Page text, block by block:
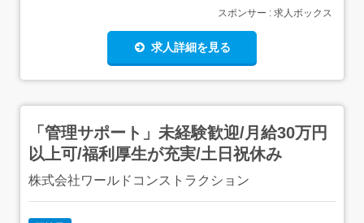
スポンサー : 求人ボックス
求人詳細を見る
「管理サポート」未経験歓迎/月給30万円
以上可/福利厚生が充実/土日祝休み
株式会社ワールドコンストラクション